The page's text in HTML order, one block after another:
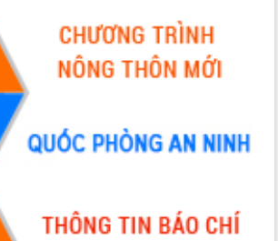
của các
phục vụ cơ
chung
trong
mô hình
tháng 4